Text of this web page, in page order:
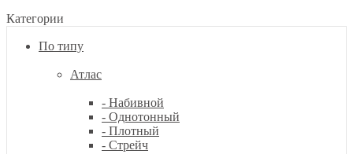
Категории
По типу
Атлас
- Набивной
- Однотонный
- Плотный
- Стрейч